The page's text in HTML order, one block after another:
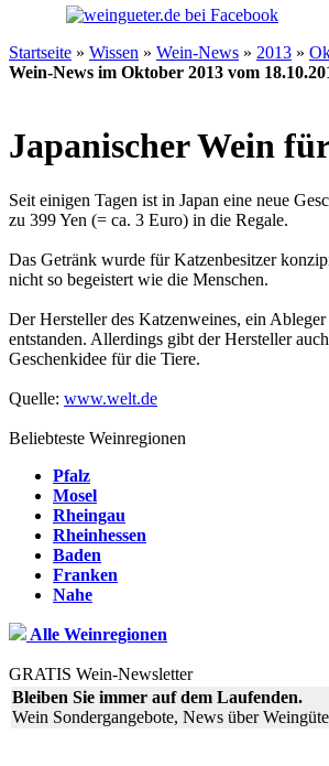
Startseite » Wissen » Wein-News » 2013 »
Wein-News im Oktober 2013 vom
Japanischer Wein
Seit einigen Tagen ist in Japan eine neue
zu 399 Yen (= ca. 3 Euro) in die Regale.
Das Getränk wurde für Katzenbesitzer
nicht so begeistert wie die Menschen.
Der Hersteller des Katzenweines, ein
entstanden. Allerdings gibt der Hersteller
Geschenkidee für die Tiere.
Quelle: www.welt.de
Beliebteste Weinregionen
Pfalz
Mosel
Rheingau
Rheinhessen
Baden
Franken
Nahe
Alle Weinregionen
GRATIS Wein-Newsletter
Bleiben Sie immer auf dem Laufenden.
Wein Sondergangebote, News über